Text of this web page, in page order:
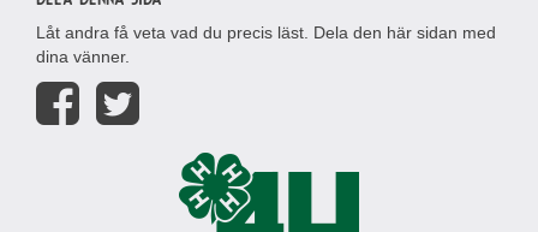
Låt andra få veta vad du precis läst. Dela den här sidan med
dina vänner.